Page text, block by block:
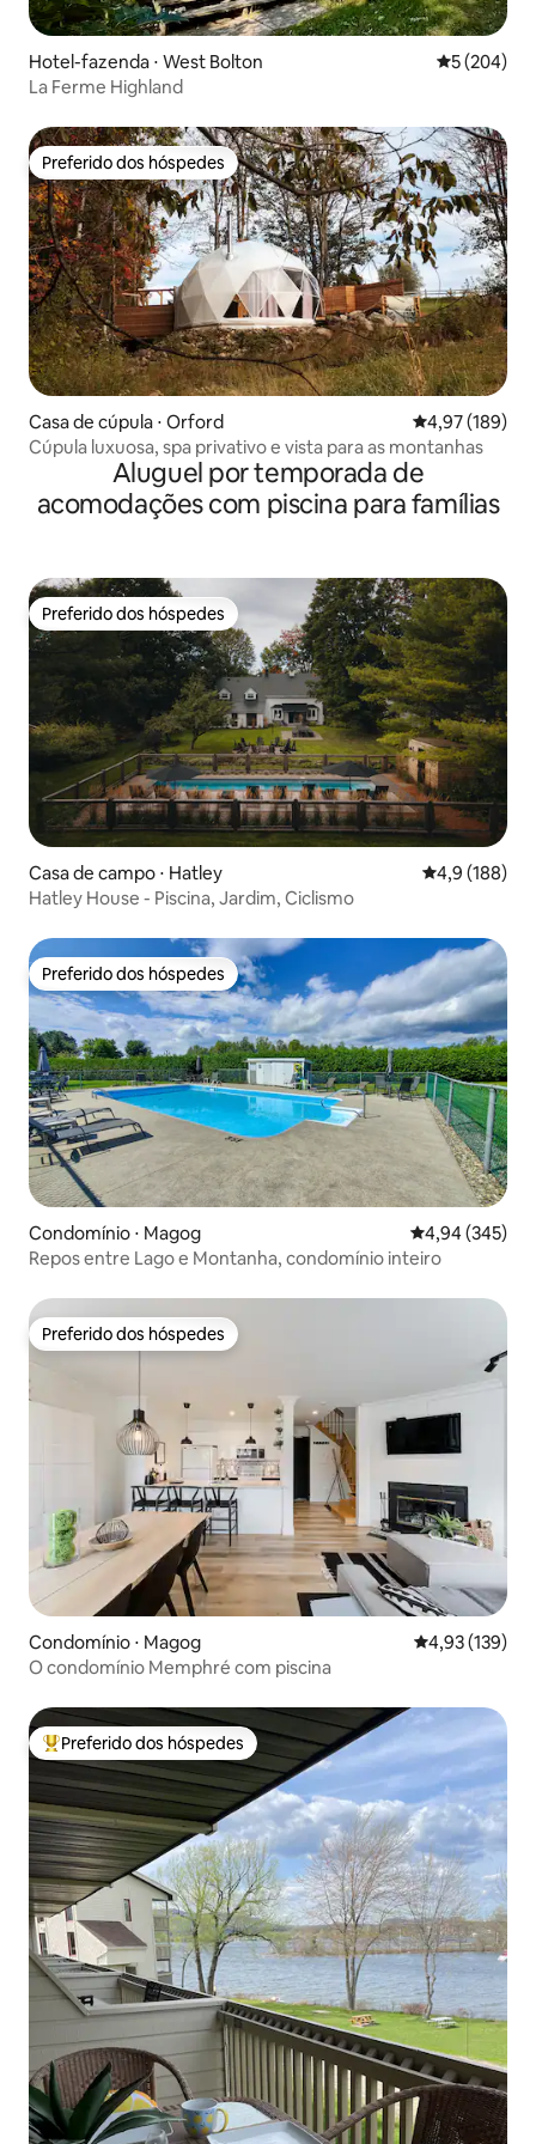
Hotel-fazenda ⋅ West Bolton 5 de uma
5 (204)
La Ferme Highland
Preferido dos hóspedes
Preferido dos hóspedes
Casa de cúpula ⋅ Orford 4,97 de uma
4,97 (189)
Cúpula luxuosa, spa privativo e vista para as montanhas
Aluguel por temporada de
acomodações com piscina para famílias
Preferido dos hóspedes
Preferido dos hóspedes
Casa de campo ⋅ Hatley 4,9 de uma
4,9 (188)
Hatley House - Piscina, Jardim, Ciclismo
Preferido dos hóspedes
Preferido dos hóspedes
Condomínio ⋅ Magog 4,94 de uma
4,94 (345)
Repos entre Lago e Montanha, condomínio inteiro
Preferido dos hóspedes
Preferido dos hóspedes
Condomínio ⋅ Magog 4,93 de uma
4,93 (139)
O condomínio Memphré com piscina
Entre os melhores preferidos dos hóspedes
Preferido dos hóspedes